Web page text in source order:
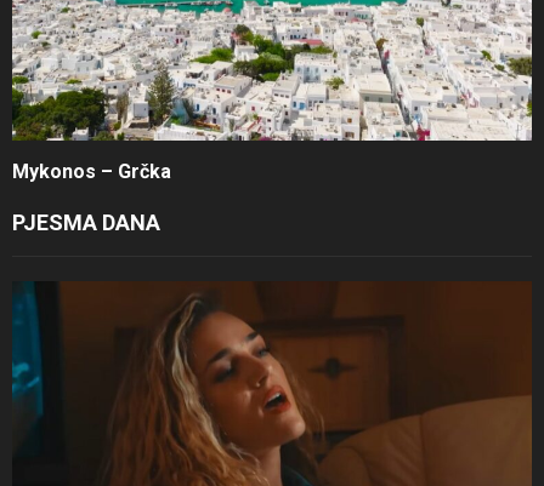
Mykonos – Grčka
PJESMA DANA